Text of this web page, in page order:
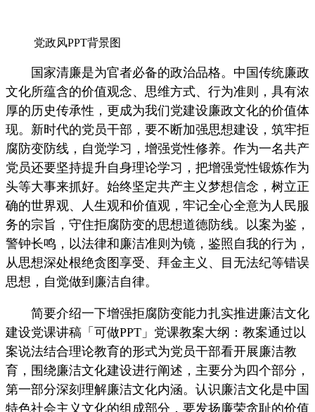
党政风PPT背景图
国家清廉是为官者必备的政治品格。中国传统廉政
文化所蕴含的价值观念、思维方式、行为准则，具有浓
厚的历史传承性，更成为我们党建设廉政文化的价值体
现。新时代的党员干部，要不断加强思想建设，筑牢拒
腐防变防线，自觉学习，增强党性修养。作为一名共产
党员还要坚持提升自身理论学习，把增强党性锻炼作为
头等大事来抓好。始终坚定共产主义梦想信念，树立正
确的世界观、人生观和价值观，牢记全心全意为人民服
务的宗旨，守住拒腐防变的思想道德防线。以案为鉴，
警钟长鸣，以法律和廉洁准则为镜，鉴照自我的行为，
从思想深处根绝贪图享受、拜金主义、目无法纪等错误
思想，自觉做到廉洁自律。
简要介绍一下增强拒腐防变能力扎实推进廉洁文化
建设党课讲稿「可做PPT」党课教案大纲：教案通过以
案说法结合理论教育的形式为党员干部看开展廉洁教
育，围绕廉洁文化建设进行阐述，主要分为四个部分，
第一部分深刻理解廉洁文化内涵。认识廉洁文化是中国
特色社会主义文化的组成部分，要发扬廉荣贪耻的价值